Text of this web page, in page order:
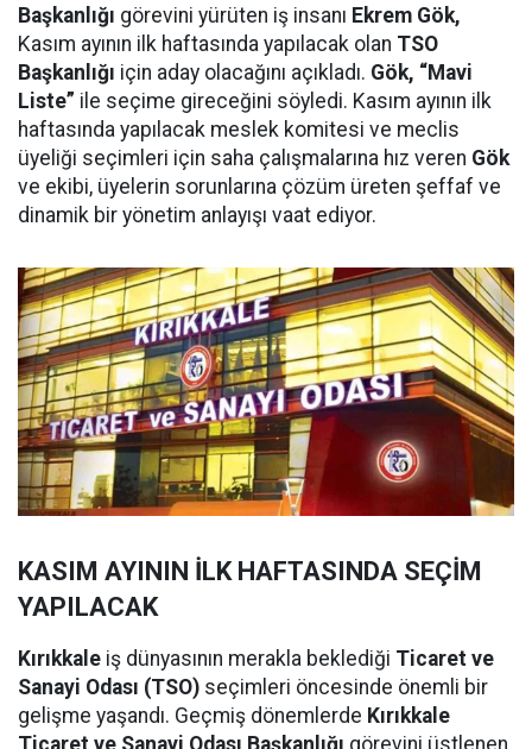
Başkanlığı görevini yürüten iş insanı Ekrem Gök,
Kasım ayının ilk haftasında yapılacak olan TSO
Başkanlığı için aday olacağını açıkladı. Gök, “Mavi
Liste” ile seçime gireceğini söyledi. Kasım ayının ilk
haftasında yapılacak meslek komitesi ve meclis
üyeliği seçimleri için saha çalışmalarına hız veren Gök
ve ekibi, üyelerin sorunlarına çözüm üreten şeffaf ve
dinamik bir yönetim anlayışı vaat ediyor.
KASIM AYININ İLK HAFTASINDA SEÇİM
YAPILACAK
Kırıkkale iş dünyasının merakla beklediği Ticaret ve
Sanayi Odası (TSO) seçimleri öncesinde önemli bir
gelişme yaşandı. Geçmiş dönemlerde Kırıkkale